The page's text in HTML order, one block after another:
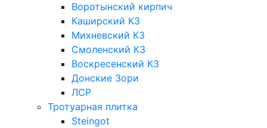
Воротынский кирпич
Каширский КЗ
Михневский КЗ
Смоленский КЗ
Воскресенский КЗ
Донские Зори
ЛСР
Тротуарная плитка
Steingot